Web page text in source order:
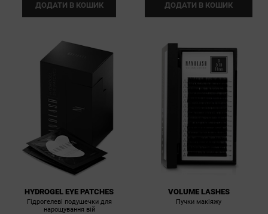
ДОДАТИ В КОШИК ДОДАТИ В КОШИК
HYDROGEL EYE PATCHES
Гідрогелеві подушечки для
нарощування вій
VOLUME LASHES
Пучки макіяжу